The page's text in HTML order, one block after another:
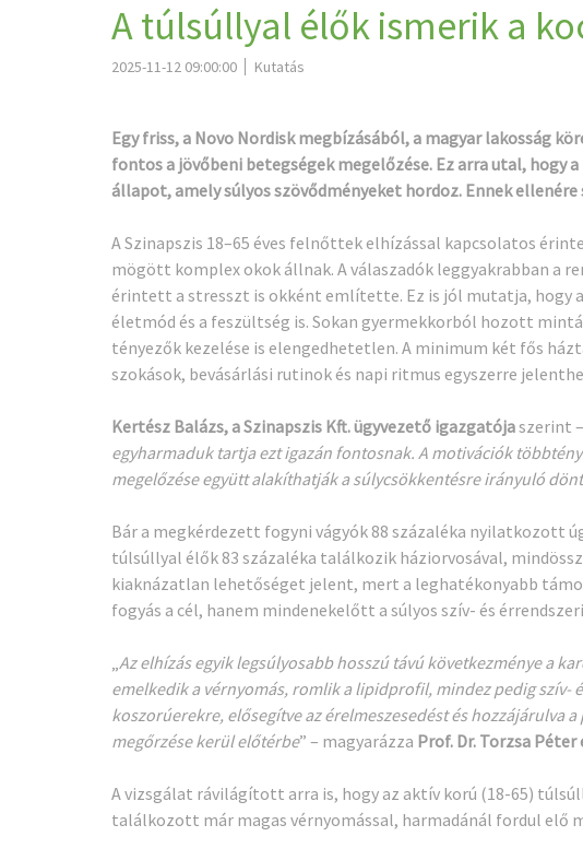
A túlsúllyal élők ismerik a
2025-11-12 09:00:00 Kutatás
Egy friss, a Novo Nordisk megbízásából, a magyar lakosság
fontos a jövőbeni betegségek megelőzése. Ez arra utal, hogy
állapot, amely súlyos szövődményeket hordoz. Ennek
A Szinapszis 18–65 éves felnőttek elhízással kapcsolatos
mögött komplex okok állnak. A válaszadók leggyakrabban a
érintett a stresszt is okként említette. Ez is jól mutatja, hogy
életmód és a feszültség is. Sokan gyermekkorból hozott
tényezők kezelése is elengedhetetlen. A minimum két fős
szokások, bevásárlási rutinok és napi ritmus egyszerre
Kertész Balázs, a Szinapszis Kft. ügyvezető igazgatójaszerint
egyharmaduk tartja ezt igazán fontosnak. A motivációk
megelőzése együtt alakíthatják a súlycsökkentésre irányuló
Bár a megkérdezett fogyni vágyók 88 százaléka nyilatkozott
túlsúllyal élők 83 százaléka találkozik háziorvosával,
kiaknázatlan lehetőséget jelent, mert a leghatékonyabb
fogyás a cél, hanem mindenekelőtt a súlyos szív- és
„Az elhízás egyik legsúlyosabb hosszú távú következménye a
emelkedik a vérnyomás, romlik a lipidprofil, mindez pedig szív-
koszorúerekre, elősegítve az érelmeszesedést és hozzájárulva
megőrzése kerül előtérbe” – magyarázza Prof. Dr. Torzsa
A vizsgálat rávilágított arra is, hogy az aktív korú (18-65)
találkozott már magas vérnyomással, harmadánál fordul elő